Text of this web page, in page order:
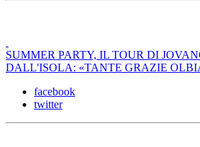
SUMMER PARTY, IL TOUR DI
DALL'ISOLA: «TANTE GRAZIE
facebook
twitter